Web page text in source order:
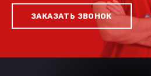
ЗАКАЗАТЬ ЗВОНОК